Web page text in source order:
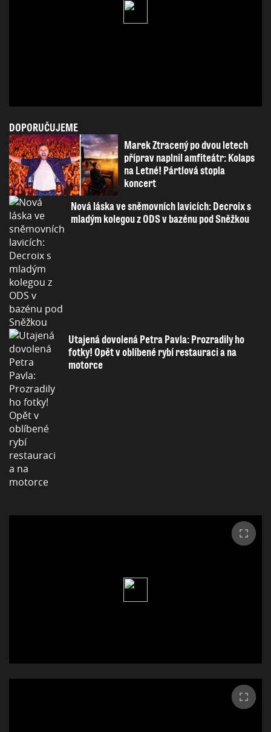
DOPORUČUJEME
Marek Ztracený po dvou letech
příprav naplnil amfiteátr: Kolaps
na Letné! Pártlová stopla
koncert
Nová láska ve sněmovních lavicích: Decroix s
mladým kolegou z ODS v bazénu pod Sněžkou
Utajená dovolená Petra Pavla: Prozradily ho
fotky! Opět v oblíbené rybí restauraci a na
motorce